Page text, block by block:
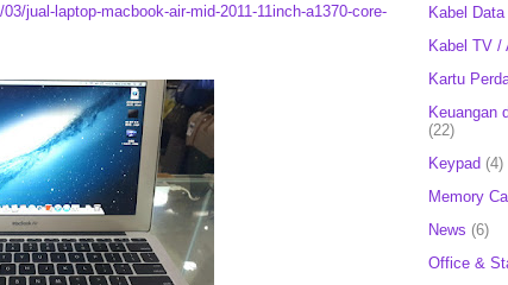
jual-laptop-macbook-air-mid-2011-11inch-a1370-core-
Kabel Data
Kabel TV /
Kartu
Keuangan
(22)
Keypad (4)
Memory
News (6)
Office &